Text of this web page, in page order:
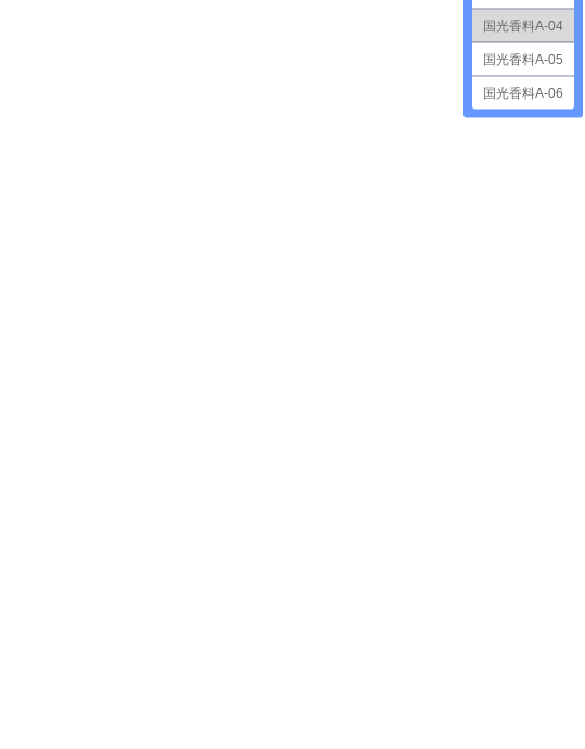
国光香料A-04
国光香料A-05
国光香料A-06